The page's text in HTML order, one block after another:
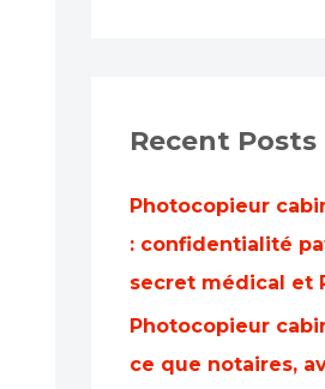
Recent Posts
Photocopieur
: confidentialité
secret médical et
Photocopieur
ce que notaires,